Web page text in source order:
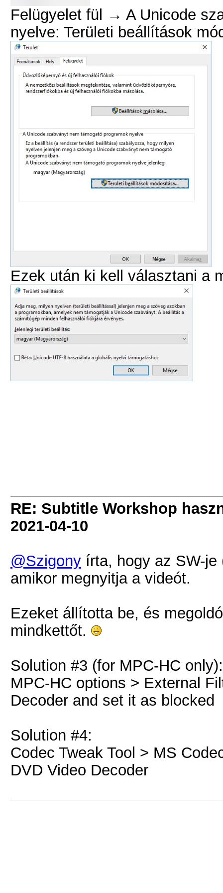
Felügyelet fül → A Unicode
nyelve: Területi beállítások
Ezek után ki kell választani a
RE: Subtitle Workshop
2021-04-10
@Szigony írta, hogy az SW-
amikor megnyitja a videót.
Ezeket állította be, és
mindkettőt.
Solution #3 (for MPC-HC only):
MPC-HC options > External
Decoder and set it as blocked
Solution #4:
Codec Tweak Tool > MS
DVD Video Decoder